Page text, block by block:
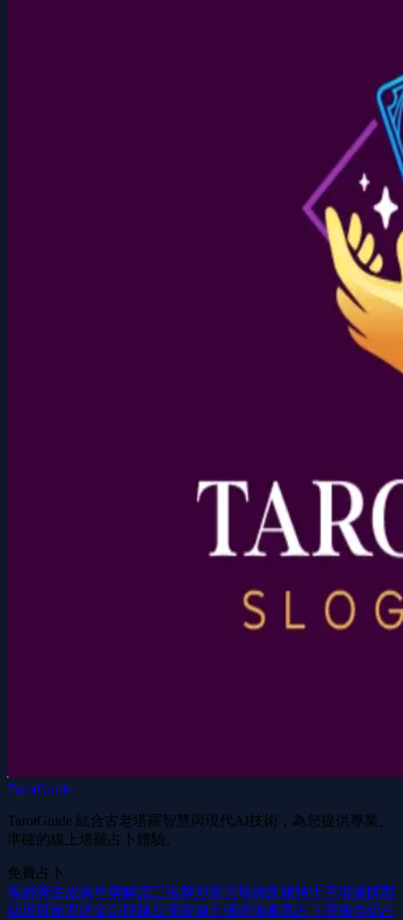
TarotGuide
TarotGuide 結合古老塔羅智慧與現代AI技術，為您提供專業、
準確的線上塔羅占卜體驗。
免費占卜
塔羅牌生成器單牌解讀三張牌陣愛情塔羅凱爾特十字塔羅師對
話塔羅命運牌全部牌陣五張牌陣七張牌陣事業占卜靈魂伴侶占